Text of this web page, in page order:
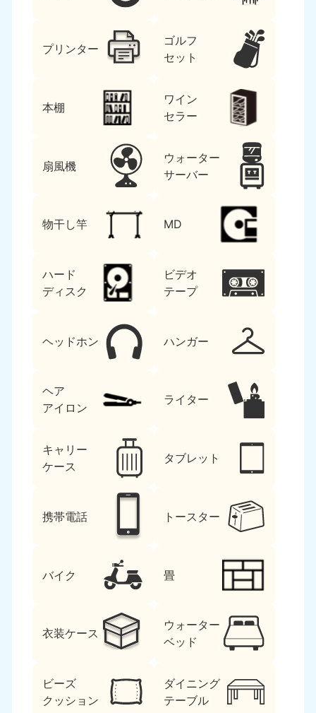
プリンター
ゴルフ
セット
本棚
ワイン
セラー
扇風機
ウォーター
サーバー
物干し竿 MD
ハード
ディスク
ビデオ
テープ
ヘッドホン ハンガー
ヘア
アイロン
ライター
キャリー
ケース
タブレット
携帯電話 トースター
バイク 畳
衣装ケース
ウォーター
ベッド
ビーズ
クッション
ダイニング
テーブル